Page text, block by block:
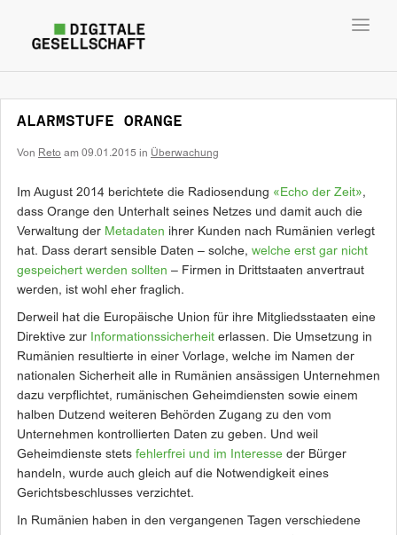
ALARMSTUFE ORANGE
Von Reto am 09.01.2015 in Überwachung
Im August 2014 berichtete die Radiosendung «Echo der Zeit»,
dass Orange den Unterhalt seines Netzes und damit auch die
Verwaltung der Metadaten ihrer Kunden nach Rumänien verlegt
hat. Dass derart sensible Daten – solche, welche erst gar nicht
gespeichert werden sollten – Firmen in Drittstaaten anvertraut
werden, ist wohl eher fraglich.
Derweil hat die Europäische Union für ihre Mitgliedsstaaten eine
Direktive zur
Informationssicherheit erlassen. Die Umsetzung in
Rumänien resultierte in einer Vorlage, welche im Namen der
nationalen Sicherheit alle in Rumänien ansässigen Unternehmen
dazu verpflichtet, rumänischen Geheimdiensten sowie einem
halben Dutzend weiteren Behörden Zugang zu den vom
Unternehmen kontrollierten Daten zu geben. Und weil
Geheimdienste stets fehlerfrei und im Interesse der Bürger
handeln, wurde auch gleich auf die Notwendigkeit eines
Gerichtsbeschlusses verzichtet.
In Rumänien haben in den vergangenen Tagen verschiedene